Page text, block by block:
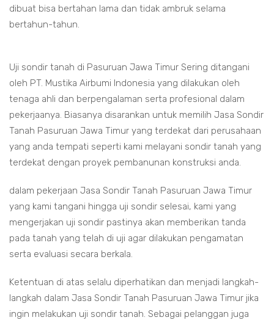
dibuat bisa bertahan lama dan tidak ambruk selama
bertahun-tahun.
Uji sondir tanah di Pasuruan Jawa Timur Sering ditangani
oleh PT. Mustika Airbumi Indonesia yang dilakukan oleh
tenaga ahli dan berpengalaman serta profesional dalam
pekerjaanya. Biasanya disarankan untuk memilih Jasa Sondir
Tanah Pasuruan Jawa Timur yang terdekat dari perusahaan
yang anda tempati seperti kami melayani sondir tanah yang
terdekat dengan proyek pembanunan konstruksi anda.
dalam pekerjaan Jasa Sondir Tanah Pasuruan Jawa Timur
yang kami tangani hingga uji sondir selesai, kami yang
mengerjakan uji sondir pastinya akan memberikan tanda
pada tanah yang telah di uji agar dilakukan pengamatan
serta evaluasi secara berkala.
Ketentuan di atas selalu diperhatikan dan menjadi langkah-
langkah dalam Jasa Sondir Tanah Pasuruan Jawa Timur jika
ingin melakukan uji sondir tanah. Sebagai pelanggan juga